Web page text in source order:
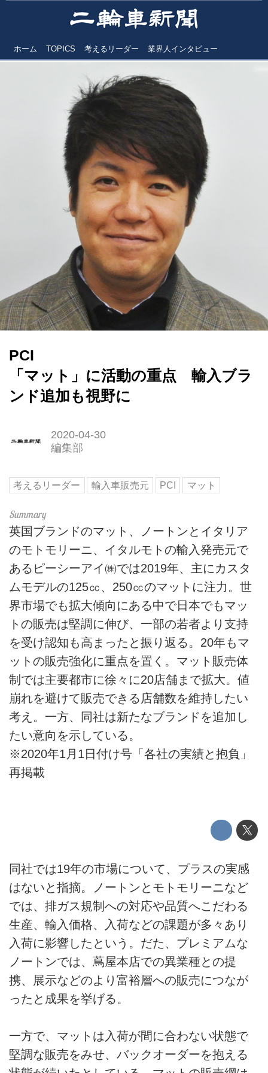
ホーム TOPICS 考えるリーダー 業界人インタビュー
PCI
「マット」に活動の重点 輸入ブラ
ンド追加も視野に
2020-04-30
編集部
考えるリーダー 輸入車販売元 PCI マット
英国ブランドのマット、ノートンとイタリア
のモトモリーニ、イタルモトの輸入発売元で
あるピーシーアイ㈱では2019年、主にカスタ
ムモデルの125㏄、250㏄のマットに注力。世
界市場でも拡大傾向にある中で日本でもマッ
トの販売は堅調に伸び、一部の若者より支持
を受け認知も高まったと振り返る。20年もマ
ットの販売強化に重点を置く。マット販売体
制では主要都市に徐々に20店舗まで拡大。値
崩れを避けて販売できる店舗数を維持したい
考え。一方、同社は新たなブランドを追加し
たい意向を示している。
※2020年1月1日付け号「各社の実績と抱負」
再掲載
同社では19年の市場について、プラスの実感
はないと指摘。ノートンとモトモリーニなど
では、排ガス規制への対応や品質へこだわる
生産、輸入価格、入荷などの課題が多々あり
入荷に影響したという。だた、プレミアムな
ノートンでは、蔦屋本店での異業種との提
携、展示などのより富裕層への販売につなが
ったと成果を挙げる。
一方で、マットは入荷が間に合わない状態で
堅調な販売をみせ、バックオーダーを抱える